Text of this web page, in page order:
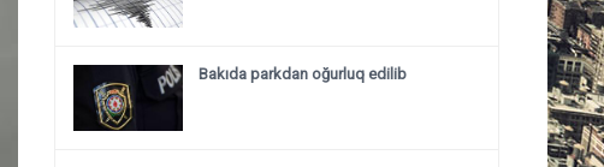
Bakıda parkdan oğurluq edilib